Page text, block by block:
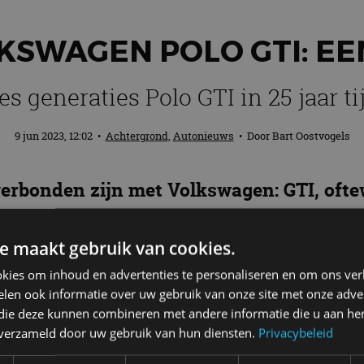
POLO GTI:
generaties Polo GTI in 25 jaar
9 jun 2023, 12:02 • Achtergrond, Autonieuws • DoorBart Oostvogels
zijn met Volkswagen: GTI,
letters voor het eerst toebedeeld.
duurde het nog 22 jaar
van de Polo. Denk aan de Polo GT met 60 pk
maakt gebruik van cookies.
om inhoud en advertenties te personaliseren en om ons
ook informatie over uw gebruik van onze site met onze
deze kunnen combineren met andere informatie die u aan
door uw gebruik van hun diensten. Privacybeleid